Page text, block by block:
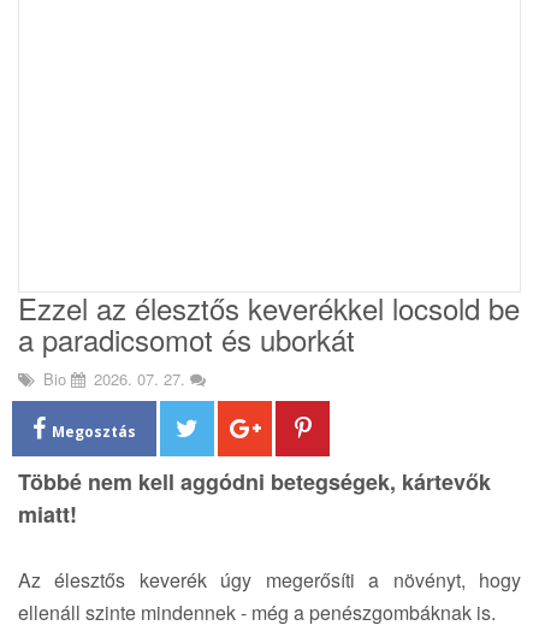
Ezzel az élesztős keverékkel locsold be
a paradicsomot és uborkát
Bio 2026. 07. 27.
Megosztás
Többé nem kell aggódni betegségek, kártevők
miatt!
Az élesztős keverék úgy megerősíti a növényt, hogy
ellenáll szinte mindennek - még a penészgombáknak is.